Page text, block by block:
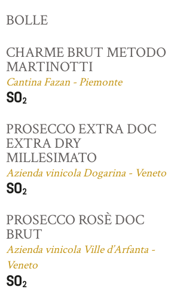
BOLLE
CHARME BRUT METODO
MARTINOTTI
Cantina Fazan - Piemonte
PROSECCO EXTRA DOC
EXTRA DRY
MILLESIMATO
Azienda vinicola Dogarina - Veneto
PROSECCO ROSÈ DOC
BRUT
Azienda vinicola Ville d’Arfanta -
Veneto